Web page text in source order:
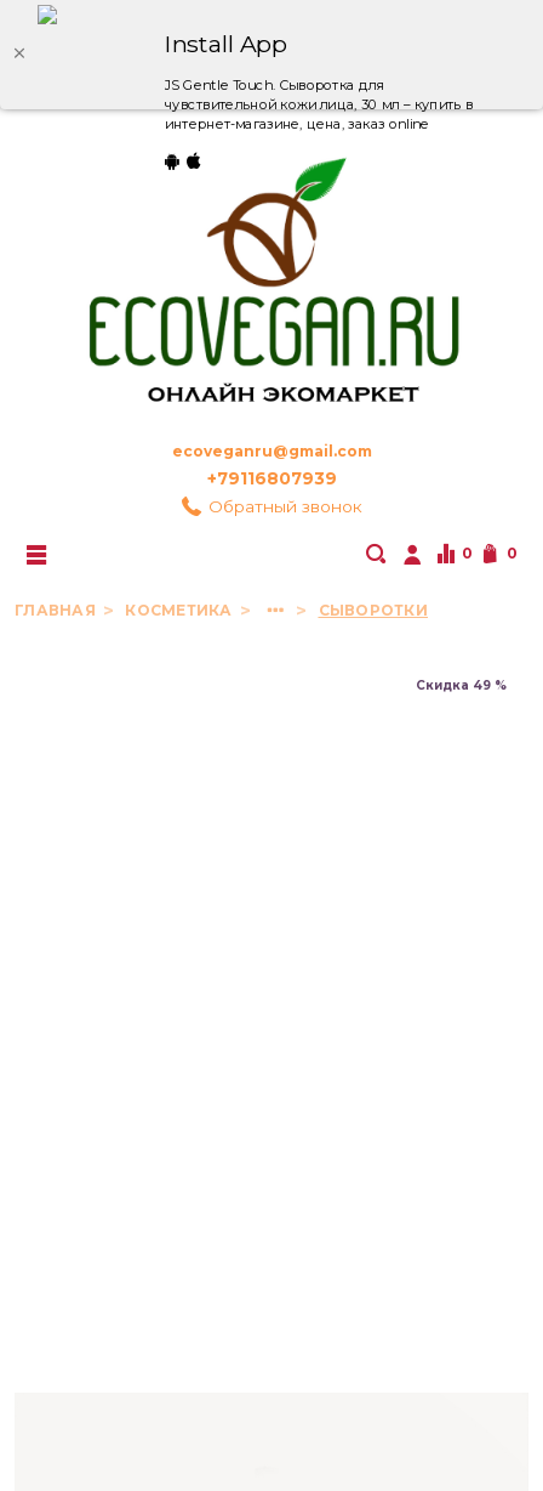
Install App
JS Gentle Touch. Сыворотка для
чувствительной кожи лица, 30 мл – купить в
интернет-магазине, цена, заказ online
ecoveganru@gmail.com
+79116807939
Обратный звонок
0 0
ГЛАВНАЯ КОСМЕТИКА СЫВОРОТКИ
Скидка 49 %